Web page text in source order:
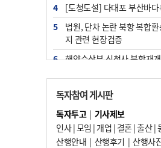
4
[도청도설] 다대포 부산바
5
법원, 단차 논란 북항 복합
지 관련 현장검증
6
해양수산부 신청사 북항재
7
지역 상권도 말라죽을 판이
양물축제 강행 논란
8
통영시민 추석 전 35만 원
9
부산 철강공장 50대 노동자
독자참여 게시판
독자투고| 기사제보
인사|모임 | 개업 | 결혼|출산|
산행안내 | 산행후기 | 산행사